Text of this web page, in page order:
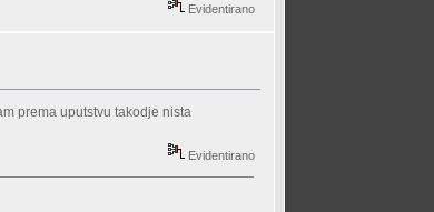
Evidentirano
prema uputstvu takodje nista
Evidentirano